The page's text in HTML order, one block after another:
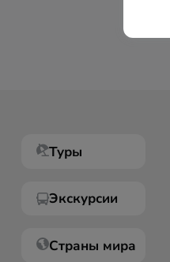
Туры
Экскурсии
Страны мира